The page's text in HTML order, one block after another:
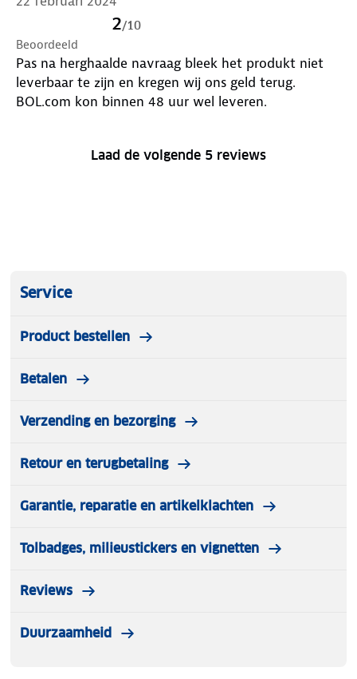
2/10
Beoordeeld
Pas na herghaalde navraag bleek het produkt niet
leverbaar te zijn en kregen wij ons geld terug.
BOL.com kon binnen 48 uur wel leveren.
Laad de volgende 5 reviews
Service
Product bestellen
Betalen
Verzending en bezorging
Retour en terugbetaling
Garantie, reparatie en artikelklachten
Tolbadges, milieustickers en vignetten
Reviews
Duurzaamheid